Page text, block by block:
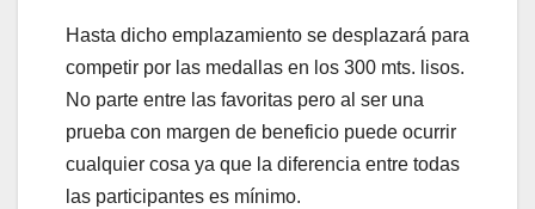
Hasta dicho emplazamiento se desplazará para
competir por las medallas en los 300 mts. lisos.
No parte entre las favoritas pero al ser una
prueba con margen de beneficio puede ocurrir
cualquier cosa ya que la diferencia entre todas
las participantes es mínimo.